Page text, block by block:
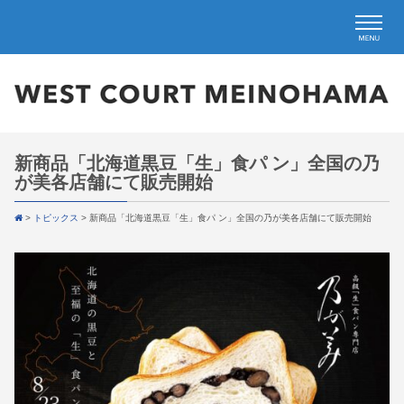
新商品「北海道黒豆「生」食パ ン」全国の乃
が美各店舗にて販売開始
> トピックス > 新商品「北海道黒豆「生」食パ ン」全国の乃が美各店舗にて販売開始